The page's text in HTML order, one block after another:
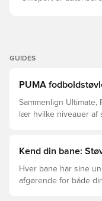
GUIDES
PUMA
Sammenlign Ultimate,
lær hvilke niveauer af
Kend din bane:
Hver bane har sine
afgørende for både